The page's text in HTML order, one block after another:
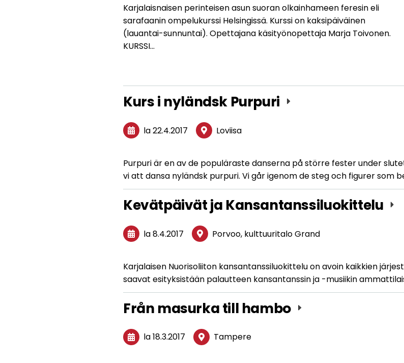
Karjalaisnaisen perinteisen asun suoran olkainhameen feresin eli
sarafaanin ompelukurssi Helsingissä. Kurssi on kaksipäiväinen
(lauantai-sunnuntai). Opettajana käsityönopettaja Marja Toivonen.
KURSSI…
Kurs i nyländsk Purpuri
la 22.4.2017 Loviisa
Purpuri är en av de populäraste danserna på större fester under
vi att dansa nyländsk purpuri. Vi går igenom de steg och figurer som
Kevätpäivät ja Kansantanssiluokittelu
la 8.4.2017 Porvoo, kulttuuritalo Grand
Karjalaisen Nuorisoliiton kansantanssiluokittelu on avoin kaikkien
saavat esityksistään palautteen kansantanssin ja -musiikin
Från masurka till hambo
la 18.3.2017 Tampere